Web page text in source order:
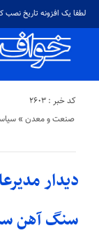
لطفا یک افزونه تاریخ نصب
کد خبر : ۲۶۰۳
« صنعت و معدن
دیدار
سنگ آهن